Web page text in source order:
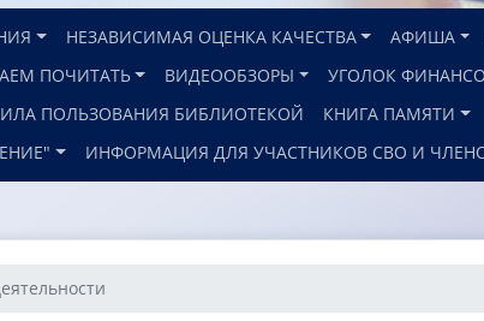
НЕЗАВИСИМАЯ ОЦЕНКА КАЧЕСТВА АФИША
ПОЧИТАТЬ ВИДЕООБЗОРЫ
УГОЛОК
ПОЛЬЗОВАНИЯ БИБЛИОТЕКОЙ КНИГА ПАМЯТИ
ИНФОРМАЦИЯ ДЛЯ УЧАСТНИКОВ СВО И